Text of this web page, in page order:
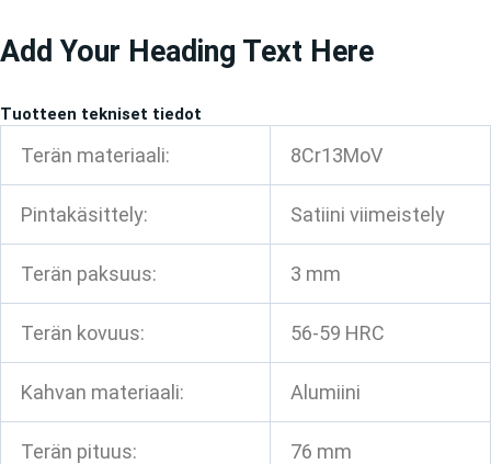
sisältöön
Add Your Heading Text Here
Tuotteen tekniset tiedot
Terän materiaali: 8Cr13MoV
Pintakäsittely: Satiini viimeistely
Terän paksuus: 3 mm
Terän kovuus: 56-59 HRC
Kahvan materiaali: Alumiini
Terän pituus: 76 mm